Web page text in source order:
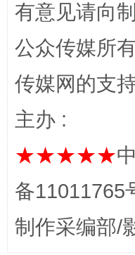
完善运行机制助
有意见请向
公众传媒所
传媒网的支
主办 :
★★★★★
备11011765
制作采编部/